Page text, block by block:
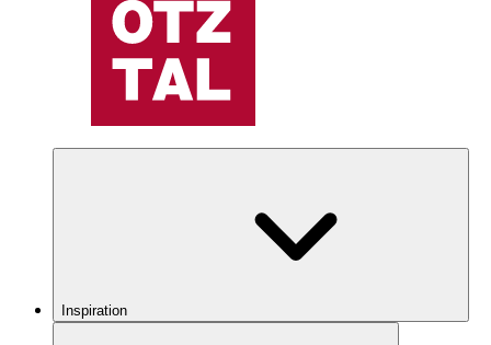
Inspiration